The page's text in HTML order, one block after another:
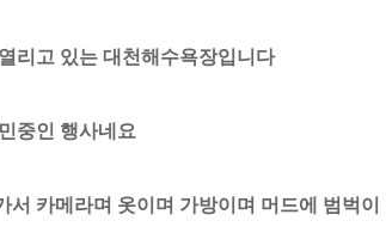
리고 있는 대천해수욕장입니다
중인 행사네요
서 카메라며 옷이며 가방이며 머드에 범벅이